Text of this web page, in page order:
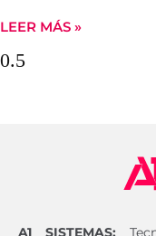
LEER MÁS »
A1 SISTEMAS: